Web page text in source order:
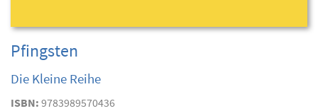
Pfingsten
Die Kleine Reihe
ISBN: 9783989570436